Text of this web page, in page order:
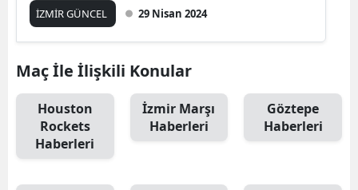
İZMİR GÜNCEL 29 Nisan 2024
Maç İle İlişkili Konular
Houston
Rockets
Haberleri
İzmir Marşı
Haberleri
Göztepe
Haberleri